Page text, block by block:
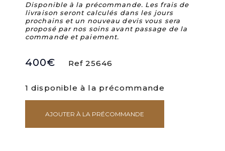
Disponible à la précommande. Les frais de
livraison seront calculés dans les jours
prochains et un nouveau devis vous sera
proposé par nos soins avant passage de la
commande et paiement.
400€ Ref 25646
1 disponible à la précommande
quantité
de
AJOUTER À LA PRÉCOMMANDE